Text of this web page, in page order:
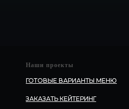
Наши проекты
ГОТОВЫЕ ВАРИАНТЫ МЕНЮ
ЗАКАЗАТЬ КЕЙТЕРИНГ